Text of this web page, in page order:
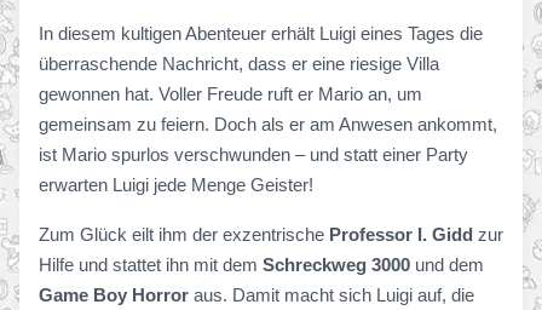
In diesem kultigen Abenteuer erhält Luigi eines Tages die
überraschende Nachricht, dass er eine riesige Villa
gewonnen hat. Voller Freude ruft er Mario an, um
gemeinsam zu feiern. Doch als er am Anwesen ankommt,
ist Mario spurlos verschwunden – und statt einer Party
erwarten Luigi jede Menge Geister!
Zum Glück eilt ihm der exzentrische Professor I. Gidd zur
Hilfe und stattet ihn mit dem Schreckweg 3000 und dem
Game Boy Horror aus. Damit macht sich Luigi auf, die